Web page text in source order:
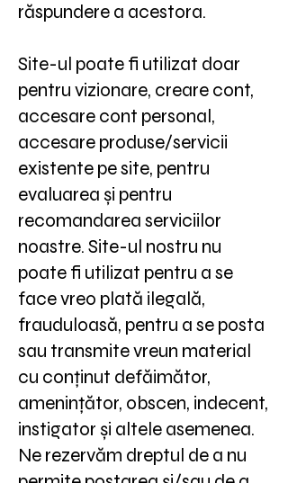
răspundere a acestora.
Site-ul poate fi utilizat doar
pentru vizionare, creare cont,
accesare cont personal,
accesare produse/servicii
existente pe site, pentru
evaluarea și pentru
recomandarea serviciilor
noastre. Site-ul nostru nu
poate fi utilizat pentru a se
face vreo plată ilegală,
frauduloasă, pentru a se posta
sau transmite vreun material
cu conținut defăimător,
amenințător, obscen, indecent,
instigator și altele asemenea.
Ne rezervăm dreptul de a nu